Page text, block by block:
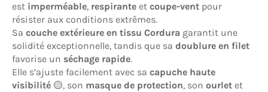
est imperméable, respirante et coupe-vent pour
résister aux conditions extrêmes.
Sa couche extérieure en tissu Cordura garantit une
solidité exceptionnelle, tandis que sa doublure en filet
favorise un séchage rapide.
Elle s’ajuste facilement avec sa capuche haute
visibilité 🟡, son masque de protection, son ourlet et